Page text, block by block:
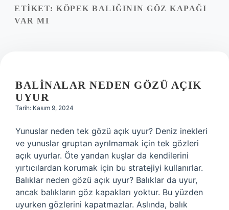
Yasal Uyarı
ETIKET: KÖPEK BALIĞININ GÖZ KAPAĞI
VAR MI
BALINALAR NEDEN GÖZÜ AÇIK
UYUR
Tarih: Kasım 9, 2024
Yunuslar neden tek gözü açık uyur? Deniz inekleri
ve yunuslar gruptan ayrılmamak için tek gözleri
açık uyurlar. Öte yandan kuşlar da kendilerini
yırtıcılardan korumak için bu stratejiyi kullanırlar.
Balıklar neden gözü açık uyur? Balıklar da uyur,
ancak balıkların göz kapakları yoktur. Bu yüzden
uyurken gözlerini kapatmazlar. Aslında, balık